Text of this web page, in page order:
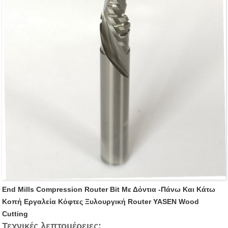
διαστασιολόγησης πάνελ.
Για ταχύτητες ταχείας τροφοδοσίας σε δρομολογητές
CNC, κέντρα μηχανικής κατεργασίας και μηχανές από
σημείο σε σημείο για αντιγραφή, ρύθμιση μεγέθους
πίνακα, δρομολόγηση προτύπων και άλλες εφαρμογές
End Mills Compression Router Bit Με Δόντια -πάνω Και Κάτω
Κοπή Εργαλεία Κόφτες Ξυλουργική Router YASEN Wood
Cutting